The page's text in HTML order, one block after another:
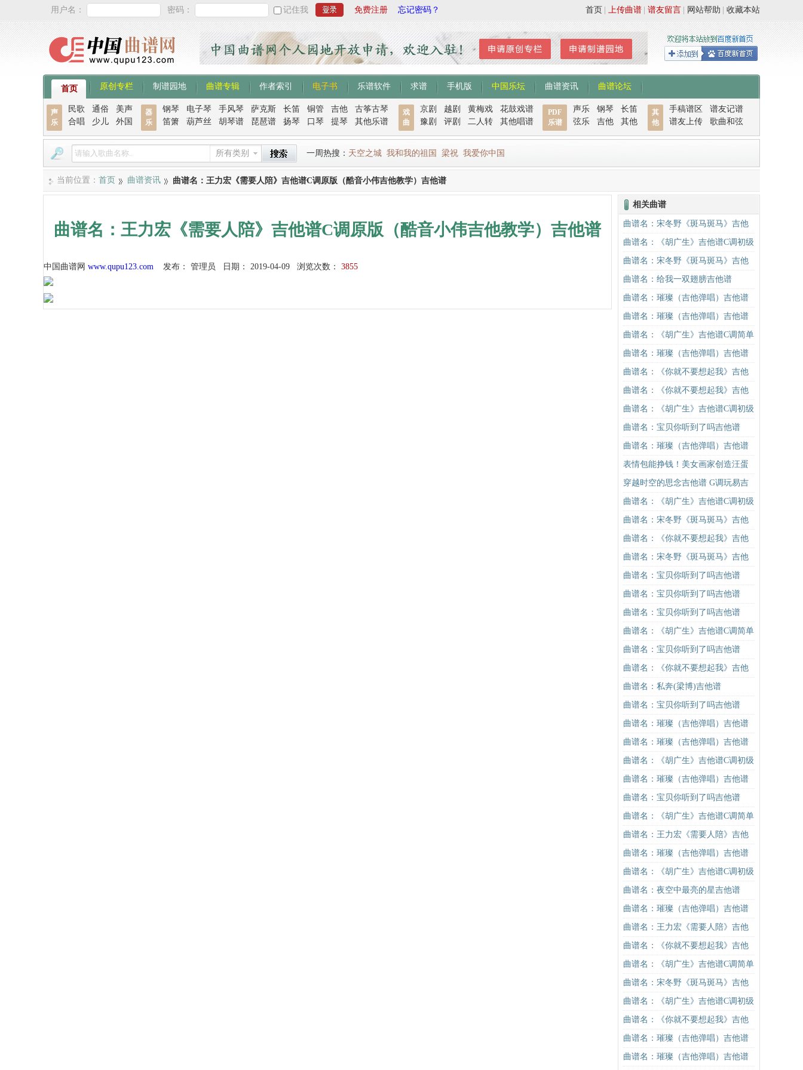
用户名： 密码： 记住我 免费注册 忘记密码？ 收藏本站
网站帮助
谱友留言
上传曲谱
首页
首页 原创专栏 制谱园地 曲谱专辑 作者索引 电子书 乐谱软件 求谱 手机版 中国乐坛 曲谱资讯 曲谱论坛
声
乐
民歌 通俗
美声
合唱
少儿 外国
器
乐
钢琴 电子琴 手风琴 萨克斯 长笛 铜管 吉他
古筝古琴
笛箫
葫芦丝 胡琴谱 琵琶谱 扬琴 口琴 提琴 其他乐谱
戏
曲
京剧 越剧 黄梅戏
花鼓戏谱
豫剧
评剧 二人转 其他唱谱
PDF
乐谱
声乐 钢琴
长笛
弦乐
吉他 其他
其
他
手稿谱区
谱友记谱
谱友上传
歌曲和弦
所有类别 一周热搜： 天空之城 我和我的祖国 梁祝 我爱你中国
当前位置： 首页 曲谱资讯 曲谱名：王力宏《需要人陪》吉他谱C调原版（酷音小伟吉他教学）吉他谱
曲谱名：王力宏《需要人陪》吉他谱C调原版（酷音小伟吉他教学）吉他谱
中国曲谱网 www.qupu123.com 发布： 管理员 日期： 2019-04-09 浏览次数： 3855
相关曲谱
曲谱名：宋冬野《斑马斑马》吉他
谱C调简单版（酷音小伟吉他教学）
吉他谱
曲谱名：《胡广生》吉他谱C调初级
进阶版（酷音小伟吉他弹唱教学）
吉他谱
曲谱名：宋冬野《斑马斑马》吉他
谱C调简单版（酷音小伟吉他教学）
吉他谱
曲谱名：给我一双翅膀吉他谱
曲谱名：璀璨（吉他弹唱）吉他谱
曲谱名：璀璨（吉他弹唱）吉他谱
曲谱名：《胡广生》吉他谱C调简单
版（酷音小伟吉他弹唱教学）吉他
谱
曲谱名：璀璨（吉他弹唱）吉他谱
曲谱名：《你就不要想起我》吉他
谱C调简单版吉他谱
曲谱名：《你就不要想起我》吉他
谱C调简单版吉他谱
曲谱名：《胡广生》吉他谱C调初级
进阶版（酷音小伟吉他弹唱教学）
吉他谱
曲谱名：宝贝你听到了吗吉他谱
曲谱名：璀璨（吉他弹唱）吉他谱
表情包能挣钱！美女画家创造汪蛋
走红网络
穿越时空的思念吉他谱 G调玩易吉
他版
曲谱名：《胡广生》吉他谱C调初级
进阶版（酷音小伟吉他弹唱教学）
吉他谱
曲谱名：宋冬野《斑马斑马》吉他
谱G调初级进阶版（酷音小伟吉他教
学）吉他谱
曲谱名：《你就不要想起我》吉他
谱C调简单版吉他谱
曲谱名：宋冬野《斑马斑马》吉他
谱G调初级进阶版（酷音小伟吉他教
学）吉他谱
曲谱名：宝贝你听到了吗吉他谱
曲谱名：宝贝你听到了吗吉他谱
曲谱名：宝贝你听到了吗吉他谱
曲谱名：《胡广生》吉他谱C调简单
版（酷音小伟吉他弹唱教学）吉他
谱
曲谱名：宝贝你听到了吗吉他谱
曲谱名：《你就不要想起我》吉他
谱C调简单版吉他谱
曲谱名：私奔(梁博)吉他谱
曲谱名：宝贝你听到了吗吉他谱
曲谱名：璀璨（吉他弹唱）吉他谱
曲谱名：璀璨（吉他弹唱）吉他谱
曲谱名：《胡广生》吉他谱C调初级
进阶版（酷音小伟吉他弹唱教学）
吉他谱
曲谱名：璀璨（吉他弹唱）吉他谱
曲谱名：宝贝你听到了吗吉他谱
曲谱名：《胡广生》吉他谱C调简单
版（酷音小伟吉他弹唱教学）吉他
谱
曲谱名：王力宏《需要人陪》吉他
谱C调原版（酷音小伟吉他教学）吉
他谱
曲谱名：璀璨（吉他弹唱）吉他谱
曲谱名：《胡广生》吉他谱C调初级
进阶版（酷音小伟吉他弹唱教学）
吉他谱
曲谱名：夜空中最亮的星吉他谱
曲谱名：璀璨（吉他弹唱）吉他谱
曲谱名：王力宏《需要人陪》吉他
谱C调原版（酷音小伟吉他教学）吉
他谱
曲谱名：《你就不要想起我》吉他
谱C调简单版吉他谱
曲谱名：《胡广生》吉他谱C调简单
版（酷音小伟吉他弹唱教学）吉他
谱
曲谱名：宋冬野《斑马斑马》吉他
谱G调初级进阶版（酷音小伟吉他教
学）吉他谱
曲谱名：《胡广生》吉他谱C调初级
进阶版（酷音小伟吉他弹唱教学）
吉他谱
曲谱名：《你就不要想起我》吉他
谱C调简单版吉他谱
曲谱名：璀璨（吉他弹唱）吉他谱
曲谱名：璀璨（吉他弹唱）吉他谱